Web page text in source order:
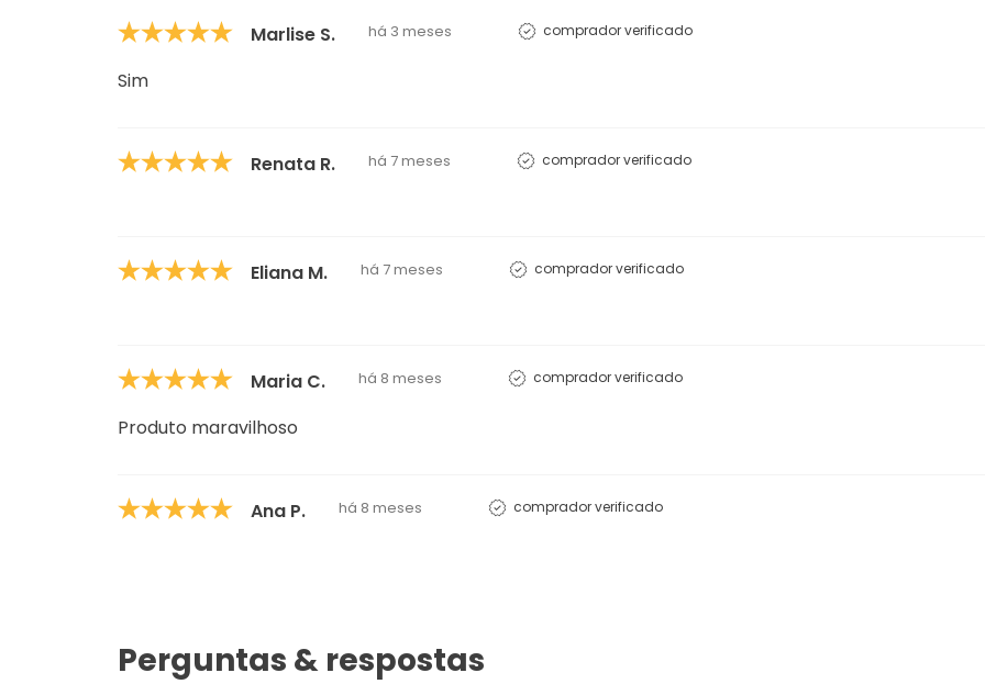
Marlise S. há 3 meses comprador verificado
Sim
Renata R. há 7 meses comprador verificado
Eliana M. há 7 meses comprador verificado
Maria C. há 8 meses comprador verificado
Produto maravilhoso
Ana P. há 8 meses comprador verificado
Perguntas & respostas